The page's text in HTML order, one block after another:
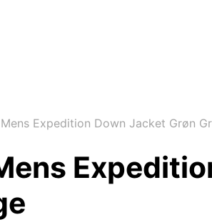
Expedition Down Jacket Grøn